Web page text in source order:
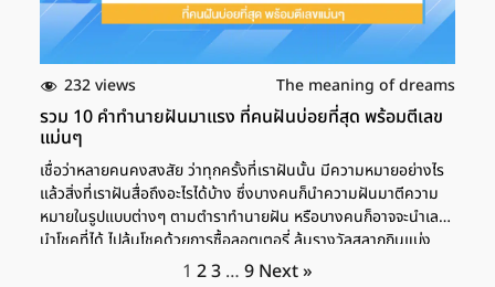
ต่างๆ ในชีวิต เช่น มีความกังวลเรื่องเป้าหมายในชีวิต หรือบางคนก็
อาจจะคาดหวังกับเป้าหมายที่ใหญ่โตเกินกำลัง จนทำให้ไม่สามารถ
รับมือกับสถานการณ์ได้ดีเท่าที่ควร ฝันว่าตกจากบันได หากใครที่ฝันว่า
ตกจากบันได จะหมายถึงเรื่องการพลาดโอกาสบางอย่างที่หวังเอาไว้
สิ่งที่พยายามทำอยู่อาจจะไม่สำเร็จตามที่คิด ซึ่งการฝันว่าตกจากบันได
ยังสื่อถึงการหยุดชะงัก หรือว่าความล้มเหลวที่อาจเกิดขึ้นได้ ฝันว่าตก
จากต้นไม้ […]
232 views The meaning of dreams
รวม 10 คำทำนายฝันมาแรง ที่คนฝันบ่อยที่สุด พร้อมตีเลข
แม่นๆ
เชื่อว่าหลายคนคงสงสัย ว่าทุกครั้งที่เราฝันนั้น มีความหมายอย่างไร
แล้วสิ่งที่เราฝันสื่อถึงอะไรได้บ้าง ซึ่งบางคนก็นำความฝันมาตีความ
หมายในรูปแบบต่างๆ ตามตำราทำนายฝัน หรือบางคนก็อาจจะนำเลข
นำโชคที่ได้ ไปลุ้นโชคด้วยการซื้อลอตเตอรี่ ลุ้นรางวัลสลากกินแบ่ง
รัฐบาล หรือใช้นำโชคในด้านอื่นๆ เช่น ฤกษ์ในวันสำคัญ เพราะฉะนั้น
1 23 … 9 Next »